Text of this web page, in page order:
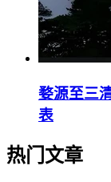
婺源至三
表
热门文章